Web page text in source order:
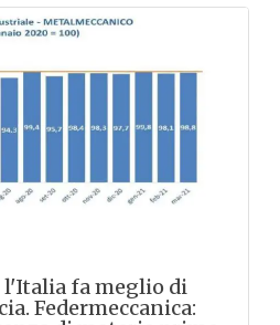
l'Italia fa meglio di
Federmeccanica: